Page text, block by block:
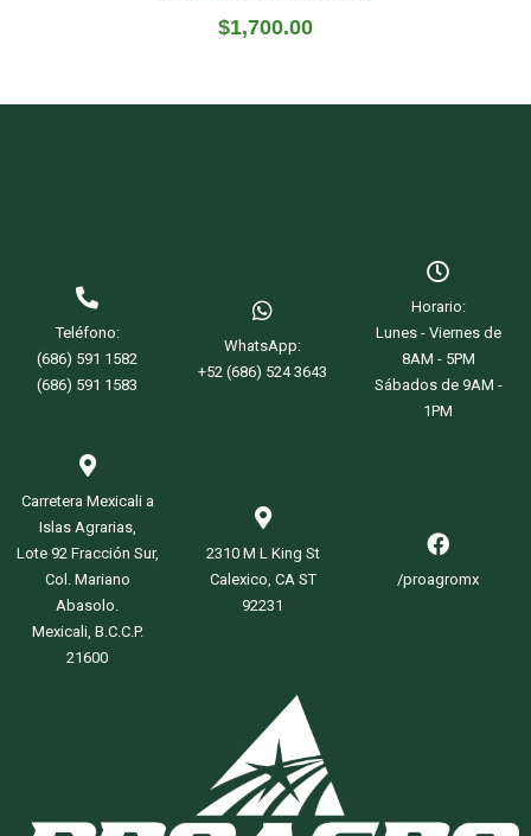
$1,700.00
Teléfono:
(686) 591 1582
(686) 591 1583
WhatsApp:
+52 (686) 524 3643
Horario:
Lunes - Viernes de
8AM - 5PM
Sábados de 9AM -
1PM
Carretera Mexicali a
Islas Agrarias,
Lote 92 Fracción Sur,
Col. Mariano
Abasolo.
Mexicali, B.C.C.P.
21600
2310 M L King St
Calexico, CA ST
92231
/proagromx